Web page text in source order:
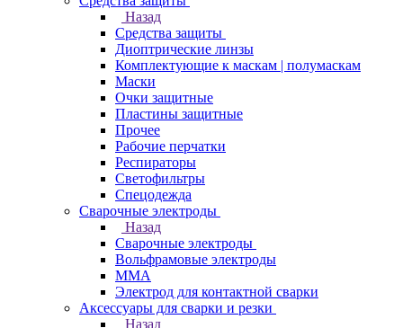
Назад
Средства защиты
Диоптрические линзы
Комплектующие к маскам | полумаскам
Маски
Очки защитные
Пластины защитные
Прочее
Рабочие перчатки
Респираторы
Светофильтры
Спецодежда
Сварочные электроды
Назад
Сварочные электроды
Вольфрамовые электроды
ММА
Электрод для контактной сварки
Аксессуары для сварки и резки
Назад